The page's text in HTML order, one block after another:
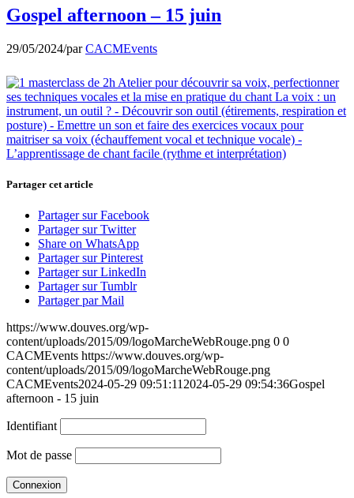
Gospel afternoon – 15 juin
29/05/2024/parCACMEvents
Partager cet article
Partager sur Facebook
Partager sur Twitter
Share on WhatsApp
Partager sur Pinterest
Partager sur LinkedIn
Partager sur Tumblr
Partager par Mail
https://www.douves.org/wp-
content/uploads/2015/09/logoMarcheWebRouge.png 0 0
CACMEvents https://www.douves.org/wp-
content/uploads/2015/09/logoMarcheWebRouge.png
CACMEvents2024-05-29 09:51:11 2024-05-29 09:54:36Gospel
afternoon - 15 juin
Identifiant
Mot de passe